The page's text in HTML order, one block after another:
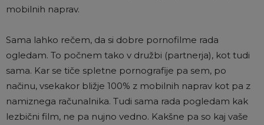
mobilnih naprav.
Sama lahko rečem, da si dobre pornofilme rada
ogledam. To počnem tako v družbi (partnerja), kot tudi
sama. Kar se tiče spletne pornografije pa sem, po
načinu, vsekakor bližje 100% z mobilnih naprav kot pa z
namiznega računalnika. Tudi sama rada pogledam kak
lezbični film, ne pa nujno vedno. Kakšne pa so kaj vaše